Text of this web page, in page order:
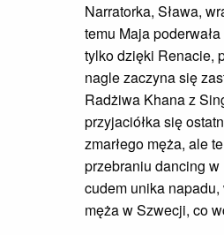
Narratorka, Sława,
temu Maja
tylko dzięki Renacie,
nagle zaczyna się
Radżiwa Khana z
przyjaciółka się
zmarłego męża, ale
przebraniu dancing
cudem unika
męża w Szwecji, co